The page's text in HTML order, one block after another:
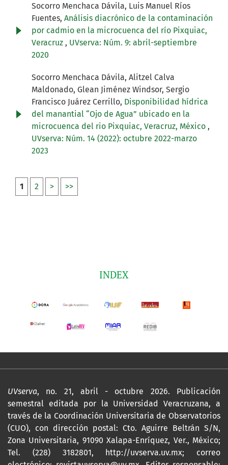
Socorro Menchaca Dávila, Luis Manuel Ríos
Fuentes, Análisis diacrónico de la contaminación
por cadmio en la microcuenca del río Pixquiac,
Veracruz , UVserva: Núm. 9: abril-septiembre
2020
Socorro Menchaca Dávila, Alitzel Calva
Maldonado, Glean Jiménez Windsor, Sergio
Francisco Juárez Cerrillo, Disponibilidad hídrica
del manantial “Ojo de Agua” ubicado en la
microcuenca del rio Pixquiac, Veracruz, México ,
UVserva: Núm. 14 (2022): octubre 2022-marzo
2023
1 2 > >>
INDEX
UVserva, no. 21, abril - octubre 2026. Publicación
semestral editada por la Universidad Veracruzana, a
través de la Coordinación Universitaria de Observatorios
(CUO), con dirección postal: Cto. Aguirre Beltrán S/N,
Zona Universitaria, 91090 Xalapa-Enríquez, Ver., México;
Tel. (228) 3182801,
http://uvserva.uv.mx; correo